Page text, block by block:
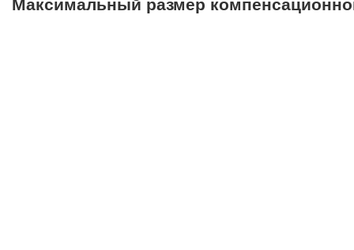
Максимальный размер